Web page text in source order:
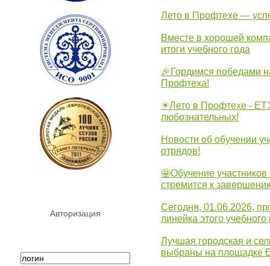
Авторизация
Лето в Профтехе —
Вместе в хорошей
итоги учебного года
🎉Гордимся победами
Профтеха!
☀Лето в Профтехе -
любознательных!
Новости об обучении
отрядов!
🤩Обучение участников
стремится к
Сегодня, 01.06.2026,
линейка этого учебного
Лучшая городская и
выбраны на площадке